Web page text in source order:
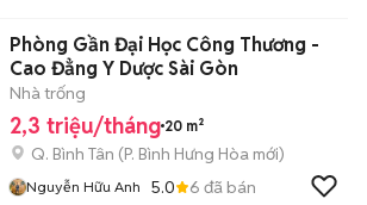
Phòng Gần Đại Học Công Thương -
Cao Đẳng Y Dược Sài Gòn
Nhà trống
2,3 triệu/tháng 20 m²
Q. Bình Tân (P. Bình Hưng Hòa mới)
Nguyễn Hữu Anh 5.0 6 đã bán